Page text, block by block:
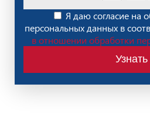
Я даю согласие на
персональных данных в
в отношении обработки
Узнать